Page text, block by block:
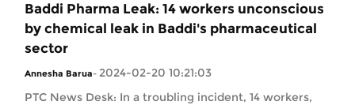
Baddi Pharma Leak: 14 workers unconscious
by chemical leak in Baddi's pharmaceutical
sector
Annesha Barua- 2024-02-20 10:21:03
PTC News Desk: In a troubling incident, 14 workers,